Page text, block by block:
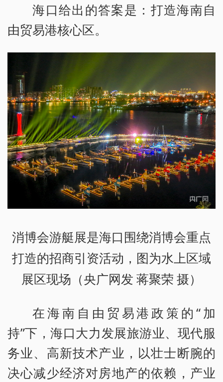
海口给出的答案是：打造海南自
由贸易港核心区。
消博会游艇展是海口围绕消博会重点
打造的招商引资活动，图为水上区域
展区现场（央广网发 蒋聚荣 摄）
在海南自由贸易港政策的“加
持”下，海口大力发展旅游业、现代服
务业、高新技术产业，以壮士断腕的
决心减少经济对房地产的依赖，产业